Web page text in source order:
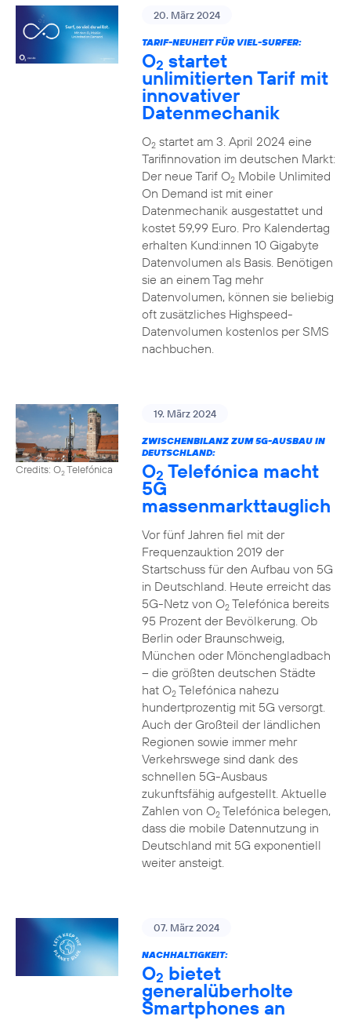
20. März 2024
TARIF-NEUHEIT FÜR VIEL-SURFER:
O2 startet
unlimitierten Tarif mit
innovativer
Datenmechanik
O2startet am 3. April 2024 eine
Tarifinnovation im deutschen Markt:
Der neue Tarif O2Mobile Unlimited
On Demand ist mit einer
Datenmechanik ausgestattet und
kostet 59,99 Euro. Pro Kalendertag
erhalten Kund:innen 10 Gigabyte
Datenvolumen als Basis. Benötigen
sie an einem Tag mehr
Datenvolumen, können sie beliebig
oft zusätzliches Highspeed-
Datenvolumen kostenlos per SMS
nachbuchen.
Credits: O2Telefónica
19. März 2024
ZWISCHENBILANZ ZUM 5G-AUSBAU IN
DEUTSCHLAND:
O2 Telefónica macht
5G
massenmarkttauglich
Vor fünf Jahren fiel mit der
Frequenzauktion 2019 der
Startschuss für den Aufbau von 5G
in Deutschland. Heute erreicht das
5G-Netz von O2Telefónica bereits
95 Prozent der Bevölkerung. Ob
Berlin oder Braunschweig,
München oder Mönchengladbach
– die größten deutschen Städte
hat O2Telefónica nahezu
hundertprozentig mit 5G versorgt.
Auch der Großteil der ländlichen
Regionen sowie immer mehr
Verkehrswege sind dank des
schnellen 5G-Ausbaus
zukunftsfähig aufgestellt. Aktuelle
Zahlen von O2Telefónica belegen,
dass die mobile Datennutzung in
Deutschland mit 5G exponentiell
weiter ansteigt.
07. März 2024
NACHHALTIGKEIT:
O2 bietet
generalüberholte
Smartphones an